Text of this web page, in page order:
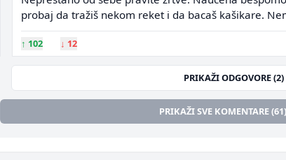
probaj da tražiš nekom reket i da bacaš kašikare.
↑ 102 ↓ 12
PRIKAŽI ODGOVORE (2)
PRIKAŽI SVE KOMENTARE (61)